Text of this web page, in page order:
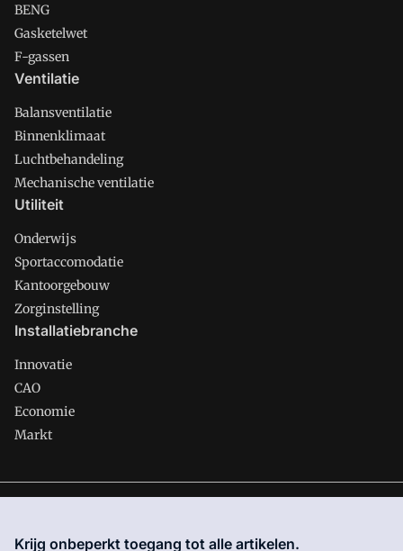
BENG
Gasketelwet
F-gassen
Ventilatie
Balansventilatie
Binnenklimaat
Luchtbehandeling
Mechanische ventilatie
Utiliteit
Onderwijs
Sportaccomodatie
Kantoorgebouw
Zorginstelling
Installatiebranche
Innovatie
CAO
Economie
Markt
waar VMN media voor staat. Op gebruik van deze site zijn de
Krijg onbeperkt toegang tot alle artikelen.